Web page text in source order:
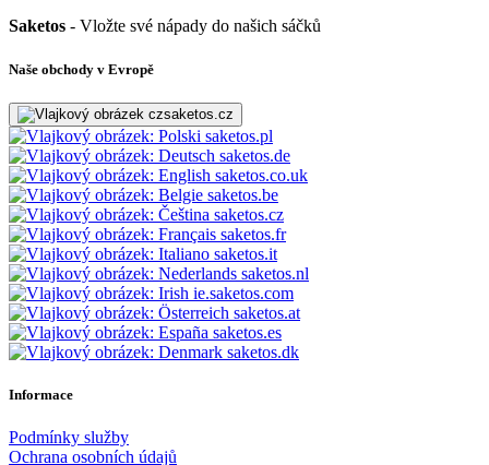
Saketos - Vložte své nápady do našich sáčků
Naše obchody v Evropě
saketos.cz
saketos.pl
saketos.de
saketos.co.uk
saketos.be
saketos.cz
saketos.fr
saketos.it
saketos.nl
ie.saketos.com
saketos.at
saketos.es
saketos.dk
Informace
Podmínky služby
Ochrana osobních údajů